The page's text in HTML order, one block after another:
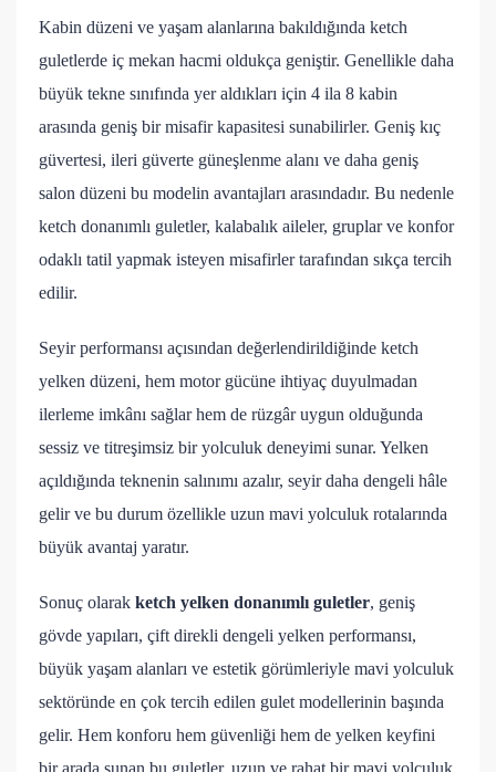
Kabin düzeni ve yaşam alanlarına bakıldığında ketch
guletlerde iç mekan hacmi oldukça geniştir. Genellikle daha
büyük tekne sınıfında yer aldıkları için 4 ila 8 kabin
arasında geniş bir misafir kapasitesi sunabilirler. Geniş kıç
güvertesi, ileri güverte güneşlenme alanı ve daha geniş
salon düzeni bu modelin avantajları arasındadır. Bu nedenle
ketch donanımlı guletler, kalabalık aileler, gruplar ve konfor
odaklı tatil yapmak isteyen misafirler tarafından sıkça tercih
edilir.
Seyir performansı açısından değerlendirildiğinde ketch
yelken düzeni, hem motor gücüne ihtiyaç duyulmadan
ilerleme imkânı sağlar hem de rüzgâr uygun olduğunda
sessiz ve titreşimsiz bir yolculuk deneyimi sunar. Yelken
açıldığında teknenin salınımı azalır, seyir daha dengeli hâle
gelir ve bu durum özellikle uzun mavi yolculuk rotalarında
büyük avantaj yaratır.
Sonuç olarak ketch yelken donanımlı guletler, geniş
gövde yapıları, çift direkli dengeli yelken performansı,
büyük yaşam alanları ve estetik görümleriyle mavi yolculuk
sektöründe en çok tercih edilen gulet modellerinin başında
gelir. Hem konforu hem güvenliği hem de yelken keyfini